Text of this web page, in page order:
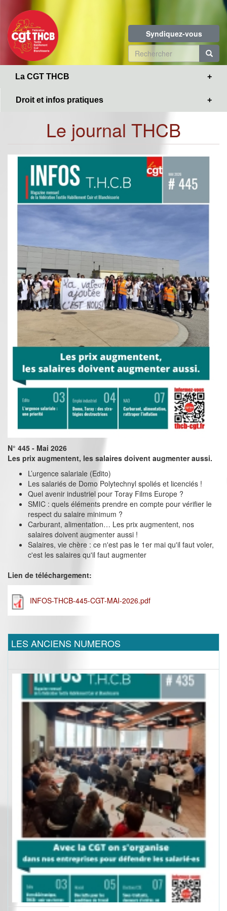
contenu
principal
Syndiquez-vous
Formulaire
de
La CGT THCB
Droit et infos pratiques
Le journal THCB
N° 445 - Mai 2026
Les prix augmentent, les salaires doivent augmenter aussi.
L’urgence salariale (Edito)
Les salariés de Domo Polytechnyl spoliés et licenciés !
Quel avenir industriel pour Toray Films Europe ?
SMIC : quels éléments prendre en compte pour vérifier le
respect du salaire minimum ?
Carburant, alimentation… Les prix augmentent, nos
salaires doivent augmenter aussi !
Salaires, vie chère : ce n'est pas le 1er mai qu'il faut voler,
c'est les salaires qu'il faut augmenter
Lien de téléchargement:
INFOS-THCB-445-CGT-MAI-2026.pdf
LES ANCIENS NUMEROS